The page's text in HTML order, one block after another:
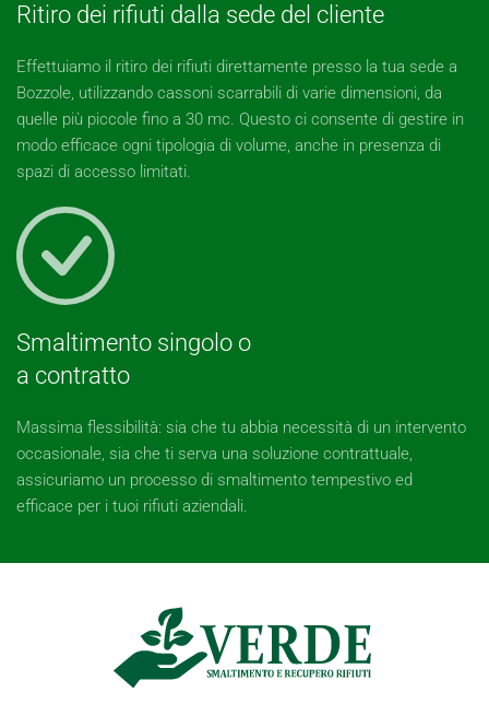
Ritiro dei rifiuti dalla sede del cliente
Effettuiamo il ritiro dei rifiuti direttamente presso la tua sede a
Bozzole, utilizzando cassoni scarrabili di varie dimensioni, da
quelle più piccole fino a 30 mc. Questo ci consente di gestire in
modo efficace ogni tipologia di volume, anche in presenza di
spazi di accesso limitati.
Smaltimento singolo o
a contratto
Massima flessibilità: sia che tu abbia necessità di un intervento
occasionale, sia che ti serva una soluzione contrattuale,
assicuriamo un processo di smaltimento tempestivo ed
efficace per i tuoi rifiuti aziendali.